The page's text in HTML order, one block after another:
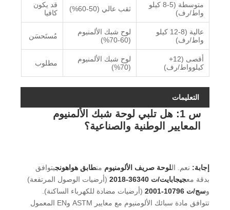
متوسطة (5-8 كيلو
واط/رف)
ثقب عالي (50-60%)
قد يكون
كافيا
عالية (8-12 كيلو
واط/رف)
لوح شبك الألمنيوم
(60-70%)
مُستَحسَن
أقصى (12+
كيلوواط/رف)
لوح شبك الألمنيوم
(70%)
مطلوب
التعليمات
س 1: هل تلبي لوحة شبك الألمنيوم
المعايير الوطنية والصناعية؟
إجابة: نعم. اللوحة صريف الألومنيوم منطابق هواهونجيتوافق
بدقة معجيجابايت/ت 36340-2018
(أرضيات الوصول المرتفعة)
وسج/ت 10796-2001
(أرضيات مضادة للكهرباء الساكنة).
تتوافق مادة سبائك الألومنيوم مع معايير ASTM وEN المعمول